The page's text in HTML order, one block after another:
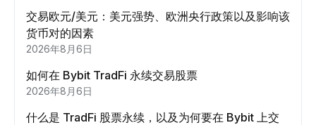
交易欧元/美元：美元强势、欧洲央行政策以及影响该
货币对的因素
2026年8月6日
如何在 Bybit TradFi 永续交易股票
2026年8月6日
什么是 TradFi 股票永续，以及为何要在 Bybit 上交